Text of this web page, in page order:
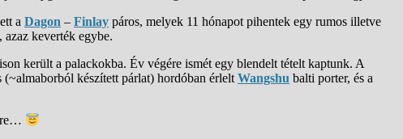
a Dagon – Finlay páros, melyek 11 hónapot pihentek egy rumos illetve
keverték egybe.
került a palackokba. Év végére ismét egy blendelt tételt kaptunk. A
készített párlat) hordóban érlelt Wangshu balti porter, és a